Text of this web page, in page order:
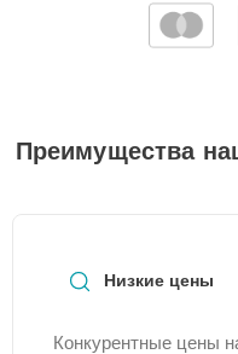
Преимущества
Низкие цены
Конкурентные цены